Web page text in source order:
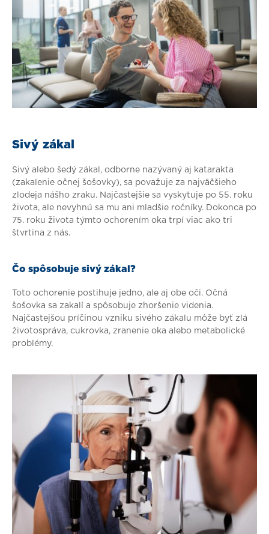
Sivý zákal
Sivý alebo šedý zákal, odborne nazývaný aj katarakta
(zakalenie očnej šošovky), sa považuje za najväčšieho
zlodeja nášho zraku. Najčastejšie sa vyskytuje po 55. roku
života, ale nevyhnú sa mu ani mladšie ročníky. Dokonca po
75. roku života týmto ochorením oka trpí viac ako tri
štvrtina z nás.
Čo spôsobuje sivý zákal?
Toto ochorenie postihuje jedno, ale aj obe oči. Očná
šošovka sa zakalí a spôsobuje zhoršenie videnia.
Najčastejšou príčinou vzniku sivého zákalu môže byť zlá
životospráva, cukrovka, zranenie oka alebo metabolické
problémy.